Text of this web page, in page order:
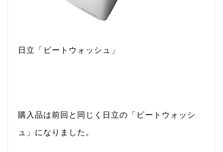
日立「ビートウォッシュ」
購入品は前回と同じく日立の「ビートウォッシ
ュ」になりました。